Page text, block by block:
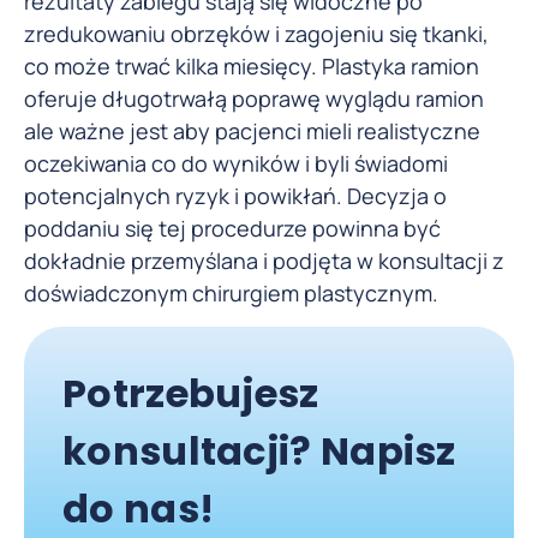
zredukowaniu obrzęków i zagojeniu się tkanki,
co może trwać kilka miesięcy. Plastyka ramion
oferuje długotrwałą poprawę wyglądu ramion
ale ważne jest aby pacjenci mieli realistyczne
oczekiwania co do wyników i byli świadomi
potencjalnych ryzyk i powikłań. Decyzja o
poddaniu się tej procedurze powinna być
dokładnie przemyślana i podjęta w konsultacji z
doświadczonym chirurgiem plastycznym.
Potrzebujesz
konsultacji? Napisz
do nas!